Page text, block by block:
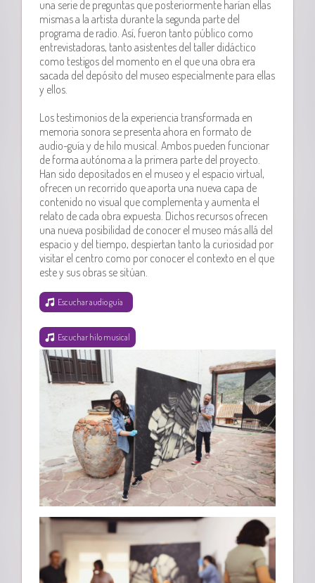
una serie de preguntas que posteriormente harían ellas
mismas a la artista durante la segunda parte del
programa de radio. Así, fueron tanto público como
entrevistadoras, tanto asistentes del taller didáctico
como testigos del momento en el que una obra era
sacada del depósito del museo especialmente para ellas
y ellos.
Los testimonios de la experiencia transformada en
memoria sonora se presenta ahora en formato de
audio-guía y de hilo musical. Ambos pueden funcionar
de forma autónoma a la primera parte del proyecto.
Han sido depositados en el museo y el espacio virtual,
ofrecen un recorrido que aporta una nueva capa de
contenido no visual que complementa y aumenta el
relato de cada obra expuesta. Dichos recursos ofrecen
una nueva posibilidad de conocer el museo más allá del
espacio y del tiempo, despiertan tanto la curiosidad por
visitar el centro como por conocer el contexto en el que
este y sus obras se sitúan.
Escuchar audio guía
Escuchar hilo musical